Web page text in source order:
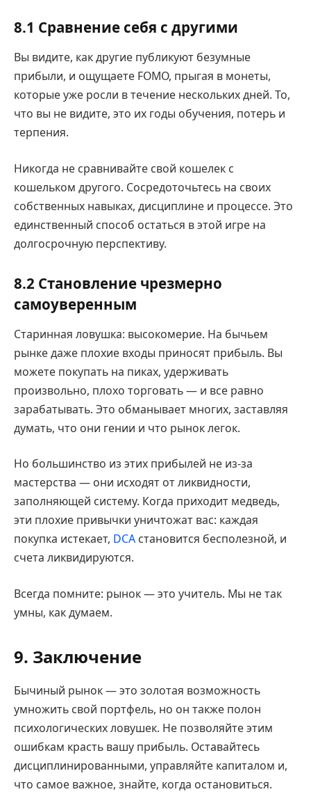
8.1 Сравнение себя с другими
Вы видите, как другие публикуют безумные
прибыли, и ощущаете FOMO, прыгая в монеты,
которые уже росли в течение нескольких дней. То,
что вы не видите, это их годы обучения, потерь и
терпения.
Никогда не сравнивайте свой кошелек с
кошельком другого. Сосредоточьтесь на своих
собственных навыках, дисциплине и процессе. Это
единственный способ остаться в этой игре на
долгосрочную перспективу.
8.2 Становление чрезмерно
самоуверенным
Старинная ловушка: высокомерие. На бычьем
рынке даже плохие входы приносят прибыль. Вы
можете покупать на пиках, удерживать
произвольно, плохо торговать — и все равно
зарабатывать. Это обманывает многих, заставляя
думать, что они гении и что рынок легок.
Но большинство из этих прибылей не из-за
мастерства — они исходят от ликвидности,
заполняющей систему. Когда приходит медведь,
эти плохие привычки уничтожат вас: каждая
покупка истекает, DCA становится бесполезной, и
счета ликвидируются.
Всегда помните: рынок — это учитель. Мы не так
умны, как думаем.
9. Заключение
Бычиный рынок — это золотая возможность
умножить свой портфель, но он также полон
психологических ловушек. Не позволяйте этим
ошибкам красть вашу прибыль. Оставайтесь
дисциплинированными, управляйте капиталом и,
что самое важное, знайте, когда остановиться.